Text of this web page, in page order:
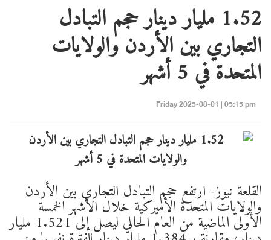
1.52 مليار دينار حجم التبادل
التجاري بين الأردن والولايات
المتحدة في 5 أشهر
Friday 2025-08-01 | 05:15 pm
القلعة نيوز- ارتفع حجم التبادل التجاري بين الأردن
والولايات المتحدة الأميركية خلال الأشهر الخمسة
الأولى الماضية من العام الحالي ليصل إلى 1.521 مليار